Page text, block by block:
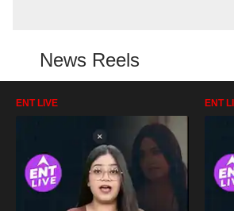
News Reels
ENT LIVE ENT